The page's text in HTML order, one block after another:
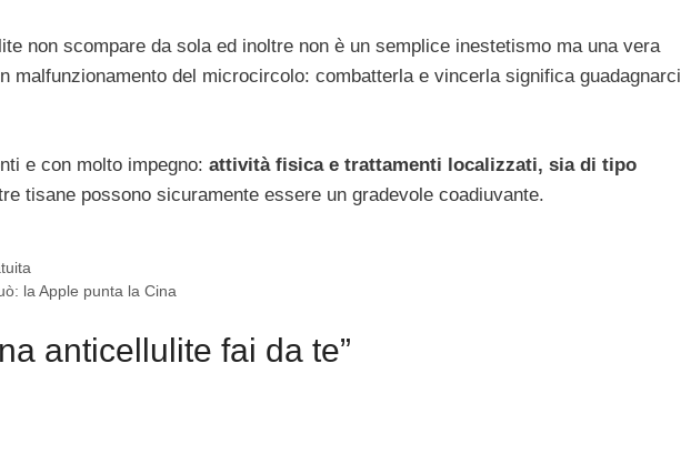
non scompare da sola ed inoltre non è un semplice inestetismo ma una vera
malfunzionamento del microcircolo: combatterla e vincerla significa guadagnarci
e con molto impegno: attività fisica e trattamenti localizzati, sia di tipo
tisane possono sicuramente essere un gradevole coadiuvante.
la Apple punta la Cina
anticellulite fai da te”